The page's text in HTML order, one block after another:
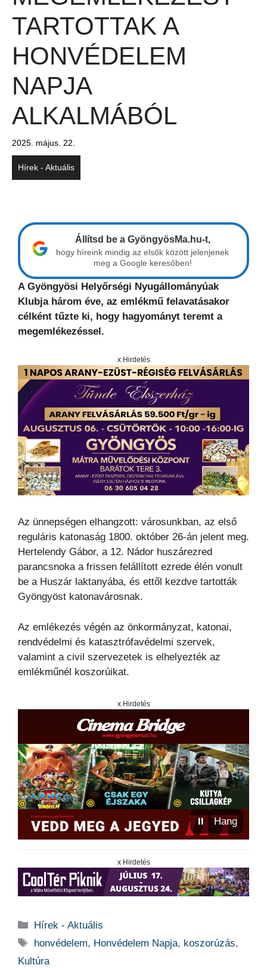
TARTOTTAK A
HONVÉDELEM
NAPJA
ALKALMÁBÓL
2025. május. 22.
Hírek - Aktuális
Állítsd be a GyöngyösMa.hu-t,
hogy híreink mindig az elsők között jelenjenek
meg a Google keresőben!
A Gyöngyösi Helyőrségi Nyugállományúak
Klubja három éve, az emlékmű felavatásakor
célként tűzte ki, hogy hagyományt teremt a
megemlékezéssel.
x Hirdetés
Az ünnepségen elhangzott: városunkban, az első
reguláris katonaság 1800. október 26-án jelent meg.
Hertelendy Gábor, a 12. Nádor huszárezred
parancsnoka a frissen felállított ezrede élén vonult
be a Huszár laktanyába, és ettől kezdve tartották
Gyöngyöst katonavárosnak.
Az emlékezés végén az önkormányzat, katonai,
rendvédelmi és katasztrófavédelmi szervek,
valamint a civil szervezetek is elhelyezték az
emlékműnél koszorúikat.
x Hirdetés
⏸ Hang
x Hirdetés
Kategória
Hírek - Aktuális
Címkék
honvédelem, Honvédelem Napja, koszorúzás,
Kultúra